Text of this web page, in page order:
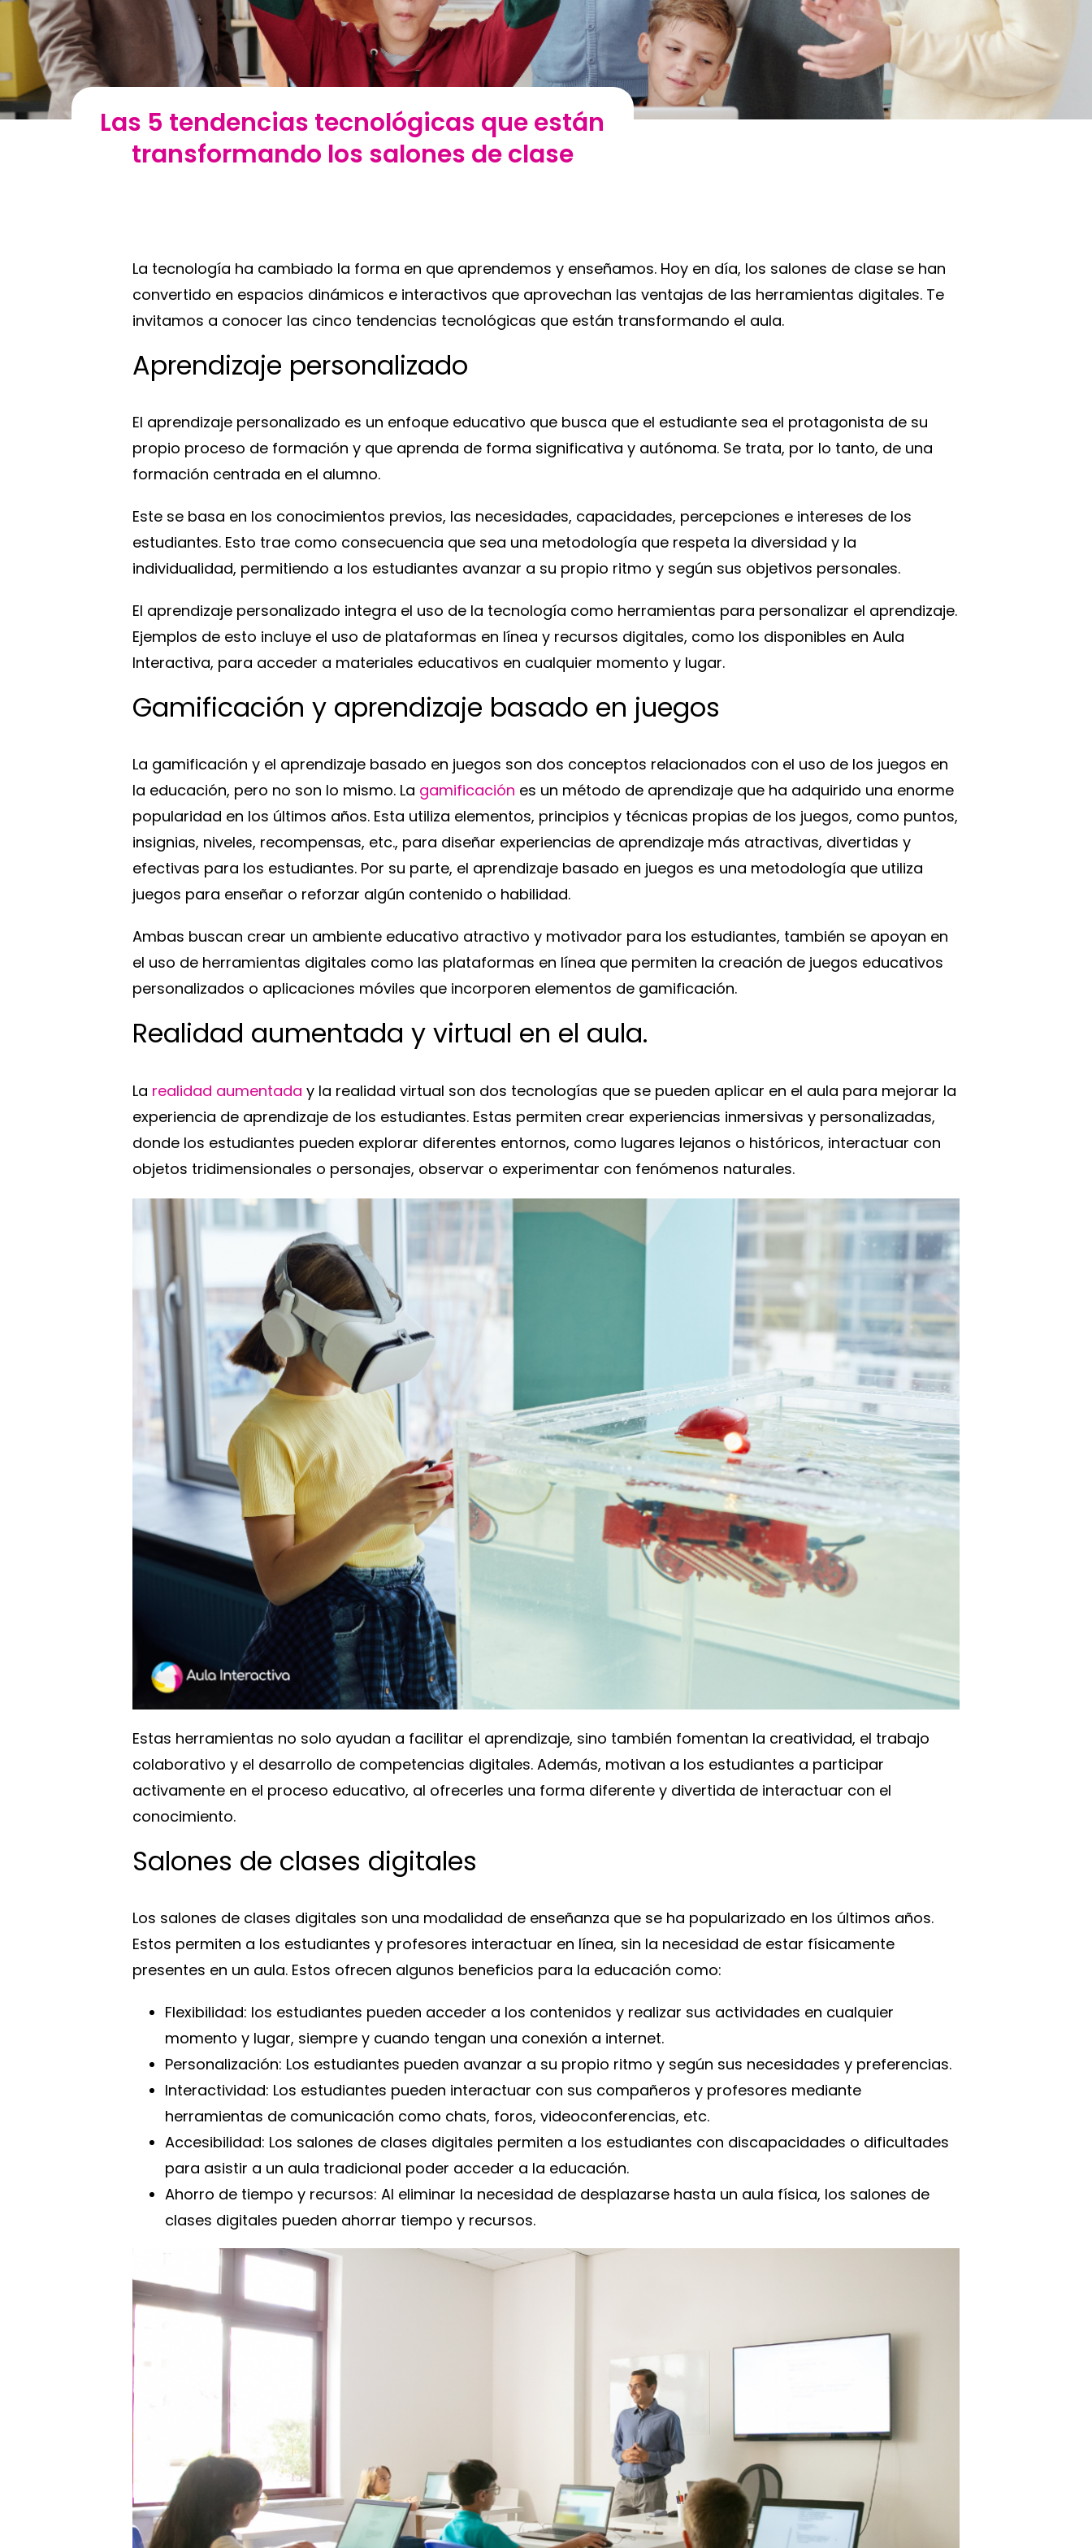
Las 5 tendencias tecnológicas que están
transformando los salones de clase
La tecnología ha cambiado la forma en que aprendemos y enseñamos. Hoy en día, los salones de clase se han
convertido en espacios dinámicos e interactivos que aprovechan las ventajas de las herramientas digitales. Te
invitamos a conocer las cinco tendencias tecnológicas que están transformando el aula.
Aprendizaje personalizado
El aprendizaje personalizado es un enfoque educativo que busca que el estudiante sea el protagonista de su
propio proceso de formación y que aprenda de forma significativa y autónoma. Se trata, por lo tanto, de una
formación centrada en el alumno.
Este se basa en los conocimientos previos, las necesidades, capacidades, percepciones e intereses de los
estudiantes. Esto trae como consecuencia que sea una metodología que respeta la diversidad y la
individualidad, permitiendo a los estudiantes avanzar a su propio ritmo y según sus objetivos personales.
El aprendizaje personalizado integra el uso de la tecnología como herramientas para personalizar el aprendizaje.
Ejemplos de esto incluye el uso de plataformas en línea y recursos digitales, como los disponibles en Aula
Interactiva, para acceder a materiales educativos en cualquier momento y lugar.
Gamificación y aprendizaje basado en juegos
La gamificación y el aprendizaje basado en juegos son dos conceptos relacionados con el uso de los juegos en
la educación, pero no son lo mismo. La gamificación es un método de aprendizaje que ha adquirido una enorme
popularidad en los últimos años. Esta utiliza elementos, principios y técnicas propias de los juegos, como puntos,
insignias, niveles, recompensas, etc., para diseñar experiencias de aprendizaje más atractivas, divertidas y
efectivas para los estudiantes. Por su parte, el aprendizaje basado en juegos es una metodología que utiliza
juegos para enseñar o reforzar algún contenido o habilidad.
Ambas buscan crear un ambiente educativo atractivo y motivador para los estudiantes, también se apoyan en
el uso de herramientas digitales como las plataformas en línea que permiten la creación de juegos educativos
personalizados o aplicaciones móviles que incorporen elementos de gamificación.
Realidad aumentada y virtual en el aula.
La realidad aumentada y la realidad virtual son dos tecnologías que se pueden aplicar en el aula para mejorar la
experiencia de aprendizaje de los estudiantes. Estas permiten crear experiencias inmersivas y personalizadas,
donde los estudiantes pueden explorar diferentes entornos, como lugares lejanos o históricos, interactuar con
objetos tridimensionales o personajes, observar o experimentar con fenómenos naturales.
Estas herramientas no solo ayudan a facilitar el aprendizaje, sino también fomentan la creatividad, el trabajo
colaborativo y el desarrollo de competencias digitales. Además, motivan a los estudiantes a participar
activamente en el proceso educativo, al ofrecerles una forma diferente y divertida de interactuar con el
conocimiento.
Salones de clases digitales
Los salones de clases digitales son una modalidad de enseñanza que se ha popularizado en los últimos años.
Estos permiten a los estudiantes y profesores interactuar en línea, sin la necesidad de estar físicamente
presentes en un aula. Estos ofrecen algunos beneficios para la educación como:
Flexibilidad: los estudiantes pueden acceder a los contenidos y realizar sus actividades en cualquier
momento y lugar, siempre y cuando tengan una conexión a internet.
Personalización: Los estudiantes pueden avanzar a su propio ritmo y según sus necesidades y preferencias.
Interactividad: Los estudiantes pueden interactuar con sus compañeros y profesores mediante
herramientas de comunicación como chats, foros, videoconferencias, etc.
Accesibilidad: Los salones de clases digitales permiten a los estudiantes con discapacidades o dificultades
para asistir a un aula tradicional poder acceder a la educación.
Ahorro de tiempo y recursos: Al eliminar la necesidad de desplazarse hasta un aula física, los salones de
clases digitales pueden ahorrar tiempo y recursos.